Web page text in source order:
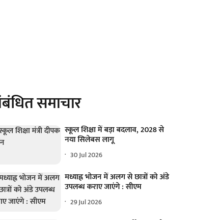
समाचार
स्कूल शिक्षा में बड़ा बदलाव, 2028 से
नया सिलेबस लागू
30 Jul 2026
मध्याह्न भोजन में अलग से छात्रों को अंडे
उपलब्ध कराए जाएंगे : सीएम
29 Jul 2026